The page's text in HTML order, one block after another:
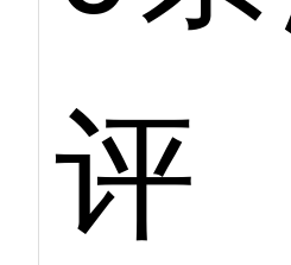
评